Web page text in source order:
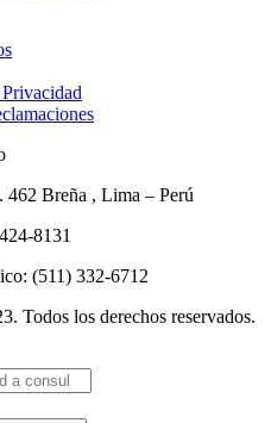
462 Breña , Lima – Perú
8131
(511) 332-6712
Todos los derechos reservados.